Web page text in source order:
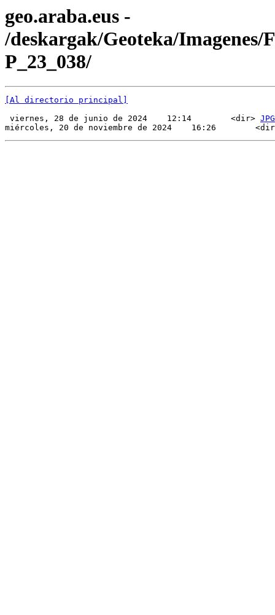
geo.araba.eus -
/deskargak/Geoteka/Imagenes/
P_23_038/
[Al directorio principal]
viernes, 28 de junio de 2024    12:14        <dir> JPG
miércoles, 20 de noviembre de 2024    16:26